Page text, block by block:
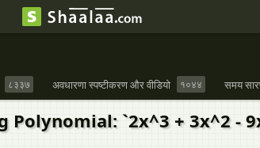
८३३७ अवधारणा स्पष्टीकरण और वीडियो १०४४ समय
`2x^3 + 3x^2 -